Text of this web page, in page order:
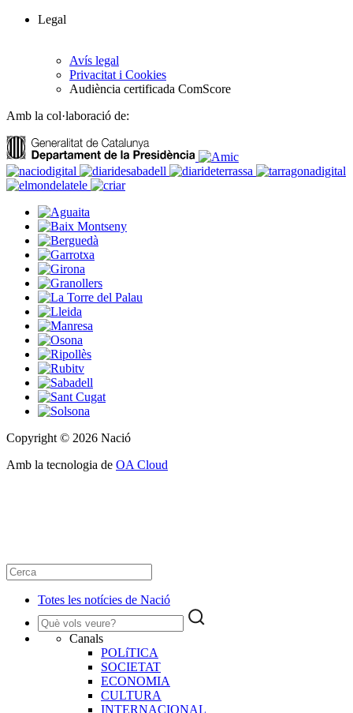
Legal
Avís legal
Privacitat i Cookies
Audiència certificada ComScore
Amb la col·laboració de:
Copyright © 2026 Nació
Amb la tecnologia de OA Cloud
Totes les notícies de Nació
Canals
POLíTICA
SOCIETAT
ECONOMIA
CULTURA
INTERNACIONAL